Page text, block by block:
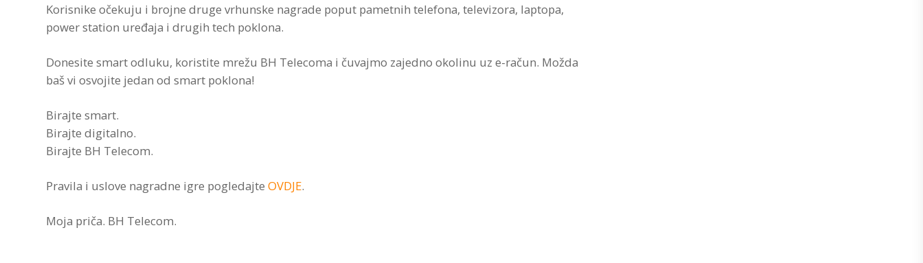
Korisnike očekuju i brojne druge vrhunske nagrade poput pametnih telefona, televizora, laptopa,
power station uređaja i drugih tech poklona.
Donesite smart odluku, koristite mrežu BH Telecoma i čuvajmo zajedno okolinu uz e-račun. Možda
baš vi osvojite jedan od smart poklona!
Birajte smart.
Birajte digitalno.
Birajte BH Telecom.
Pravila i uslove nagradne igre pogledajte OVDJE.
Moja priča. BH Telecom.